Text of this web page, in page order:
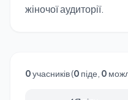
жіночої аудиторії.
0учасників (0 піде, 0